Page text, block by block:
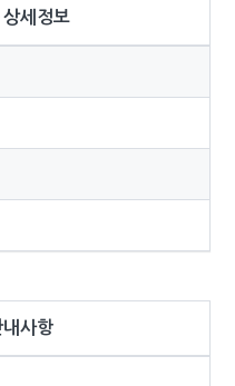
세정보
사항